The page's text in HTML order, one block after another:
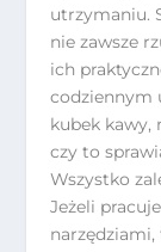
utrzymaniu.
nie zawsze
ich
codziennym
kubek kawy,
czy to
Wszystko
Jeżeli